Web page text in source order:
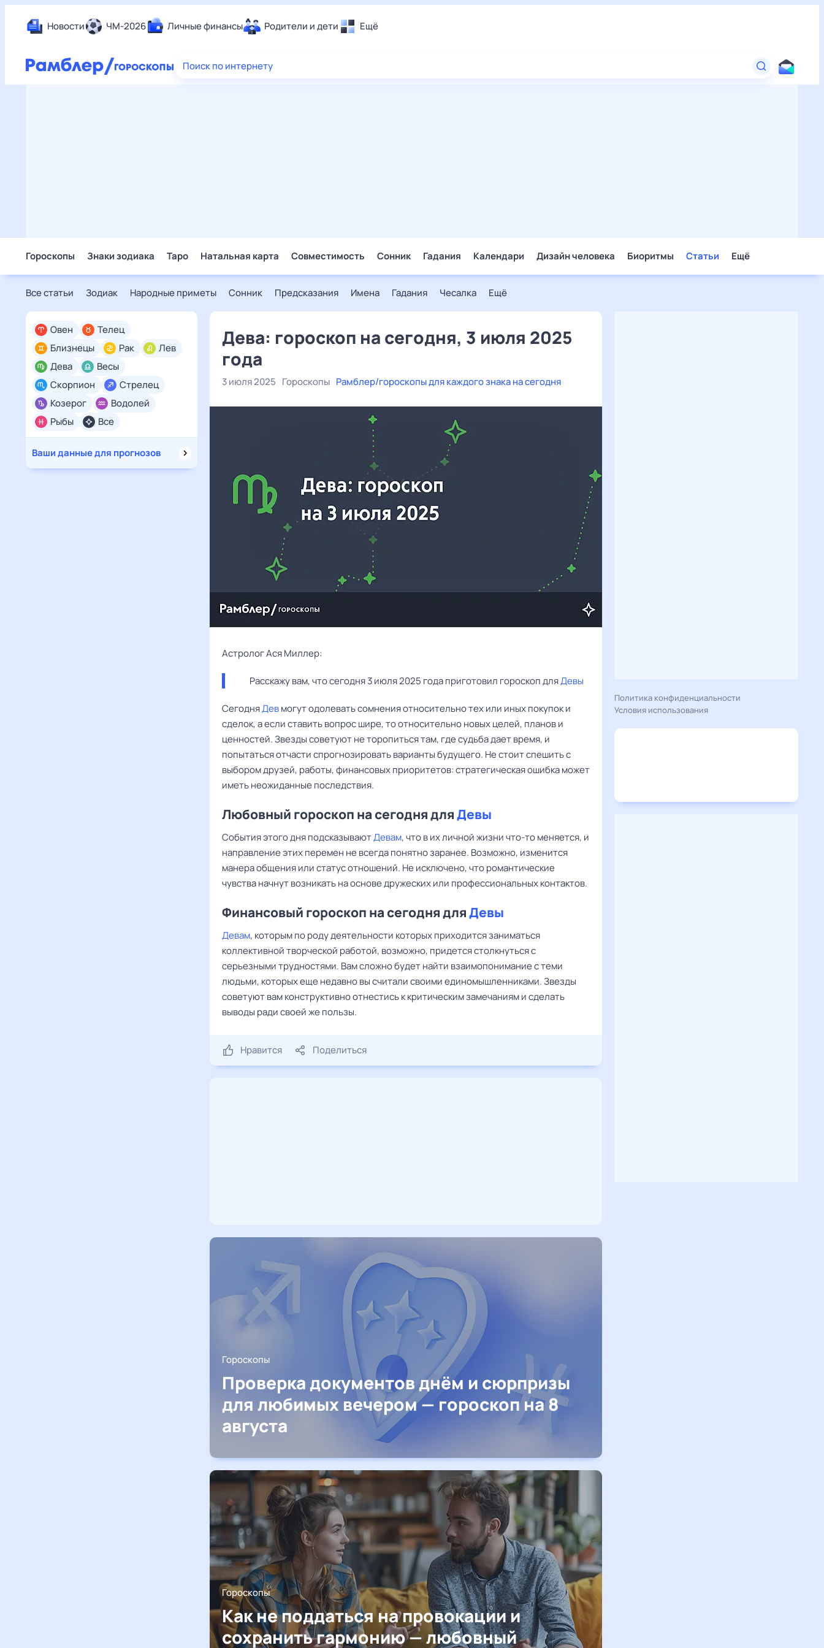
Новости ЧМ-2026 Личные финансы Родители и дети Ещё
Еда
Поиск по интернету
Гороскопы Знаки зодиака Таро Натальная карта Совместимость Сонник Гадания Календари Дизайн человека Биоритмы Статьи Ещё
Все статьи Зодиак Народные приметы Сонник Предсказания Имена Гадания Чесалка Ещё
Все
Овен
Телец
Близнецы
Рак
Лев
Дева
Весы
Скорпион
Стрелец
Козерог
Водолей
Рыбы
Ваши данные для прогнозов
Дева: гороскоп на сегодня, 3 июля 2025
года
3 июля 2025 Гороскопы Рамблер/гороскопы для каждого знака на сегодня
Астролог Ася Миллер:
Расскажу вам, что сегодня 3 июля 2025 года приготовил гороскоп для Девы
СегодняДевмогут одолевать сомнения относительно тех или иных покупок и
сделок, а если ставить вопрос шире, то относительно новых целей, планов и
ценностей. Звезды советуют не торопиться там, где судьба дает время, и
попытаться отчасти спрогнозировать варианты будущего. Не стоит спешить с
выбором друзей, работы, финансовых приоритетов: стратегическая ошибка может
иметь неожиданные последствия.
Любовный гороскоп на сегодня дляДевы
События этого дня подсказываютДевам, что в их личной жизни что-то меняется, и
направление этих перемен не всегда понятно заранее. Возможно, изменится
манера общения или статус отношений. Не исключено, что романтические
чувства начнут возникать на основе дружеских или профессиональных контактов.
Финансовый гороскоп на сегодня дляДевы
Девам, которым по роду деятельности которых приходится заниматься
коллективной творческой работой, возможно, придется столкнуться с
серьезными трудностями. Вам сложно будет найти взаимопонимание с теми
людьми, которых еще недавно вы считали своими единомышленниками. Звезды
советуют вам конструктивно отнестись к критическим замечаниям и сделать
выводы ради своей же пользы.
Нравится Поделиться
Гороскопы
Проверка документов днём и сюрпризы
для любимых вечером — гороскоп на 8
августа
Гороскопы
Как не поддаться на провокации и
сохранить гармонию — любовный
Политика конфиденциальности
Условия использования